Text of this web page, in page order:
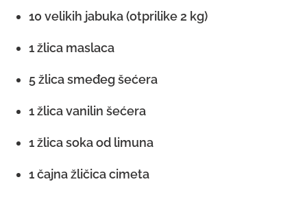
10 velikih jabuka (otprilike 2 kg)
1 žlica maslaca
5 žlica smeđeg šećera
1 žlica vanilin šećera
1 žlica soka od limuna
1 čajna žličica cimeta